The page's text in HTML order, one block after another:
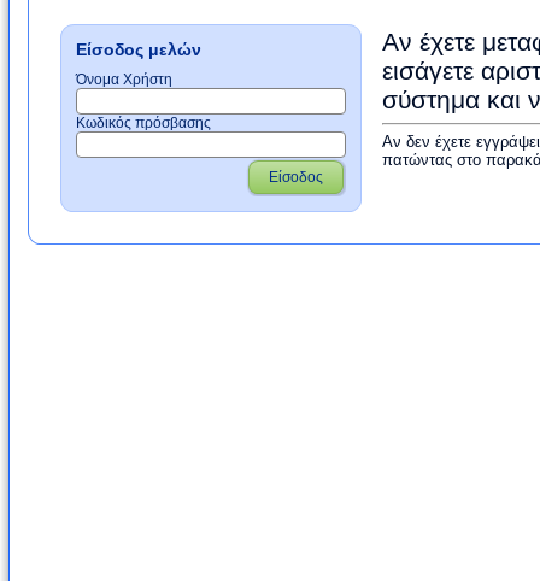
Είσοδος μελών
Όνομα Χρήστη
Κωδικός πρόσβασης
Είσοδος
Αν έχετε
εισάγετε
σύστημα και
Αν δεν έχετε
πατώντας στο